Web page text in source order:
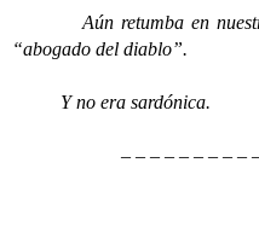
Aún retumba en
“abogado del diablo”.
Y no era sardónica.
– – – – – – – – –